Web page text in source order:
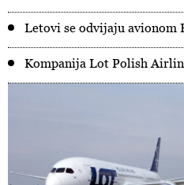
Letovi se odvijaju avionom
Kompanija Lot Polish